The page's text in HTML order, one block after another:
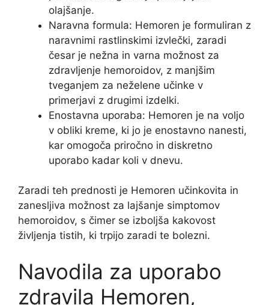
olajšanje.
Naravna formula: Hemoren je formuliran z
naravnimi rastlinskimi izvlečki, zaradi
česar je nežna in varna možnost za
zdravljenje hemoroidov, z manjšim
tveganjem za neželene učinke v
primerjavi z drugimi izdelki.
Enostavna uporaba: Hemoren je na voljo
v obliki kreme, ki jo je enostavno nanesti,
kar omogoča priročno in diskretno
uporabo kadar koli v dnevu.
Zaradi teh prednosti je Hemoren učinkovita in
zanesljiva možnost za lajšanje simptomov
hemoroidov, s čimer se izboljša kakovost
življenja tistih, ki trpijo zaradi te bolezni.
Navodila za uporabo
zdravila Hemoren,